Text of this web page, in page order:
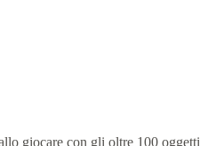
giocare con gli oltre 100 oggetti